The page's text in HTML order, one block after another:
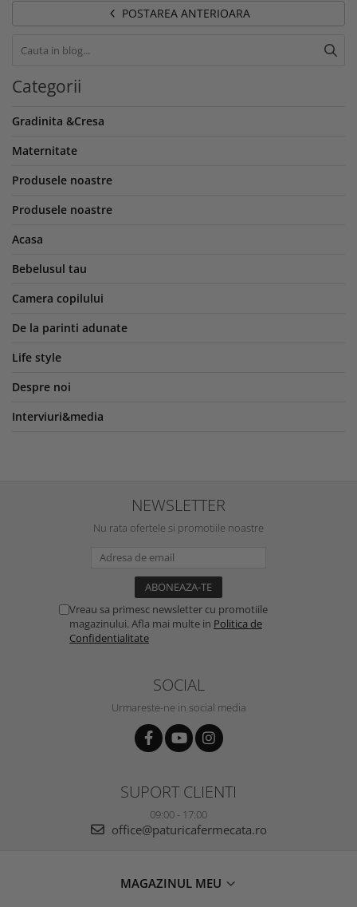
POSTAREA ANTERIOARA
Categorii
Gradinita &Cresa
Maternitate
Produsele noastre
Produsele noastre
Acasa
Bebelusul tau
Camera copilului
De la parinti adunate
Life style
Despre noi
Interviuri&media
NEWSLETTER
Nu rata ofertele si promotiile noastre
Vreau sa primesc newsletter cu promotiile
magazinului. Afla mai multe in Politica de
Confidentialitate
SOCIAL
Urmareste-ne in social media
SUPORT CLIENTI
09:00 - 17:00
office@paturicafermecata.ro
MAGAZINUL MEU